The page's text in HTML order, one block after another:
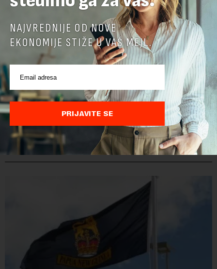
POVEZANI SADRŽAJI
NAJVREDNIJE OD NOVE
EKONOMIJE STIŽE U VAŠ MEJL.
PRIJAVITE SE